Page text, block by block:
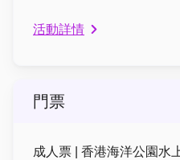
活動詳情
門票
成人票 | 香港海洋公園水